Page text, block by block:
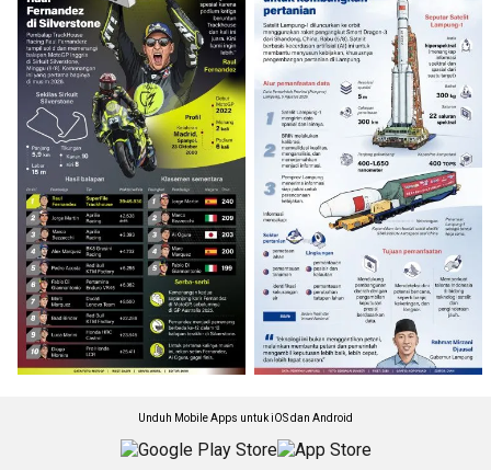
Unduh Mobile Apps untuk iOS dan Android